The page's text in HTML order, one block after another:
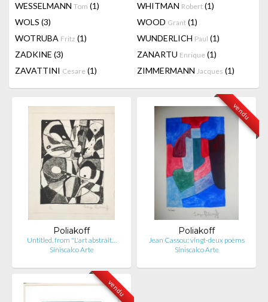
WESSELMANN Tom (1) WHITMAN Robert (1)
WOLS (3) WOOD Grant (1)
WOTRUBA Fritz (1) WUNDERLICH Paul (1)
ZADKINE (3) ZANARTU Enrique (1)
ZAVATTINI Cesare (1) ZIMMERMANN Jacques (1)
Poliakoff
Untitled, from "L'art abstrait…
Siniscalco Arte
vendu
Poliakoff
Jean Cassou: vingt-deux poèms
Siniscalco Arte
vendu